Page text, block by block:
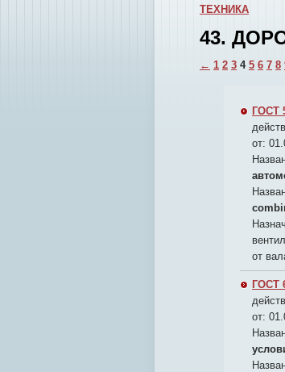
ТЕХНИКА
43.
← 1 2 3 4 5 6 7 8
ГОСТ
от:
от
ГОСТ
от: